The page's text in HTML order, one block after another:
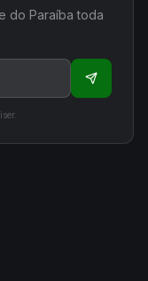
do Paraíba toda